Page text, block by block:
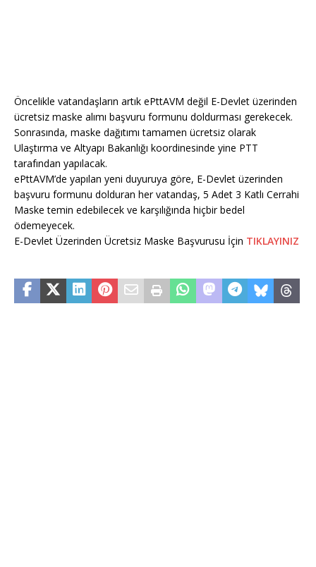
Öncelikle vatandaşların artık ePttAVM değil E-Devlet üzerinden
ücretsiz maske alımı başvuru formunu doldurması gerekecek.
Sonrasında, maske dağıtımı tamamen ücretsiz olarak
Ulaştırma ve Altyapı Bakanlığı koordinesinde yine PTT
tarafından yapılacak.
ePttAVM’de yapılan yeni duyuruya göre, E-Devlet üzerinden
başvuru formunu dolduran her vatandaş, 5 Adet 3 Katlı Cerrahi
Maske temin edebilecek ve karşılığında hiçbir bedel
ödemeyecek.
E-Devlet Üzerinden Ücretsiz Maske Başvurusu İçin TIKLAYINIZ